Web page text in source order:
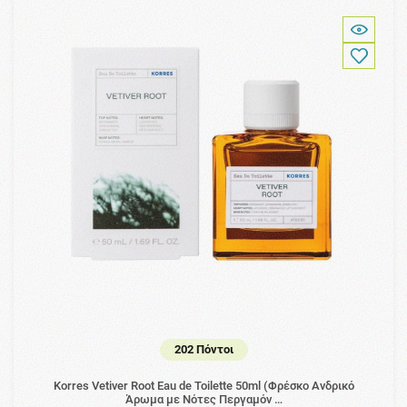
202 Πόντοι
Korres Vetiver Root Eau de Toilette 50ml (Φρέσκο Ανδρικό
Άρωμα με Νότες Περγαμόν …